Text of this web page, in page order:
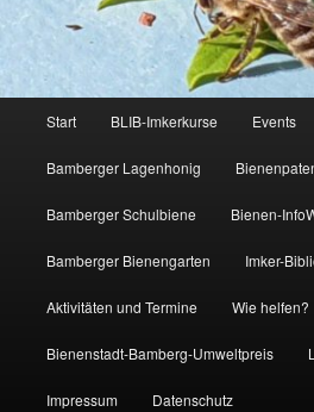
Start BLIB-Imkerkurse Events
Bamberger Lagenhonig
Bamberger Schulbiene Bienen-
Bamberger Bienengarten Imker-
Aktivitäten und Termine Wie helfen?
Bienenstadt-Bamberg-Umweltpreis
Impressum Datenschutz